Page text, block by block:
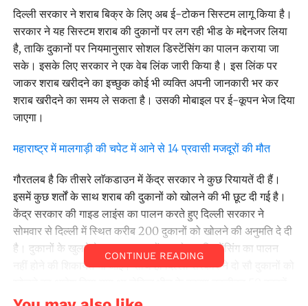
दिल्ली सरकार ने शराब बिक्र के लिए अब ई-टोकन सिस्टम लागू किया है।
सरकार ने यह सिस्टम शराब की दुकानों पर लग रही भीड के मद्देनजर लिया
है, ताकि दुकानों पर नियमानुसार सोशल डिस्टेंसिंग का पालन कराया जा
सके। इसके लिए सरकार ने एक वेब लिंक जारी किया है। इस लिंक पर
जाकर शराब खरीदने का इच्छुक कोई भी व्यक्ति अपनी जानकारी भर कर
शराब खरीदने का समय ले सकता है। उसकी मोबाइल पर ई-कूपन भेज दिया
जाएगा।
महाराष्ट्र में मालगाड़ी की चपेट में आने से 14 प्रवासी मजदूरों की मौत
गौरतलब है कि तीसरे लाॅकडाउन में केंद्र सरकार ने कुछ रियायतें दी हैं।
इसमें कुछ शर्तों के साथ शराब की दुकानों को खोलने की भी छूट दी गई है।
केंद्र सरकार की गाइड लाइंस का पालन करते हुए दिल्ली सरकार ने
सोमवार से दिल्ली में स्थित करीब 200 दुकानों को खोलने की अनुमति दे दी
है। दुकानों के खुलने के बाद कुछ जगहों पर सोशल डिस्टेंसिंग का पालन
नहीं होने की शिकायतें भी आईं। साथ ही दिल्ली सरकार ने दो सौ दुकानों को
ही खुल पाईं ।
CONTINUE READING